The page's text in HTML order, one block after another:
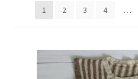
Über Strickstrümpfchen
1
2 3 4 …